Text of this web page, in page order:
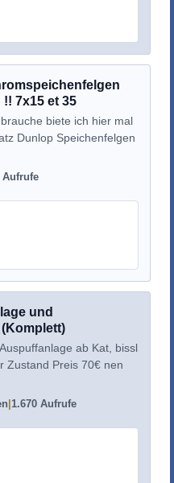
7x15 et 35
biete ich hier mal
Dunlop Speichenfelgen
Aufrufe
und
ab Kat, bissl
Zustand Preis 70€ nen
1.670 Aufrufe